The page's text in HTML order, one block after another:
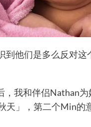
到他们是多么反对
，我和伴侣Nathan
天」，第二个Min的